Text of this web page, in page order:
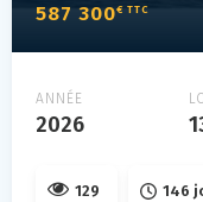
587 300€ TTC
ANNÉE
2026
129 146